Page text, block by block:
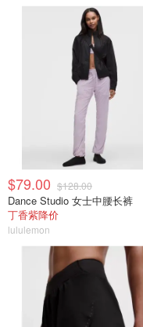
$79.00 $128.00
Dance Studio 女士中腰长裤
丁香紫降价
lululemon